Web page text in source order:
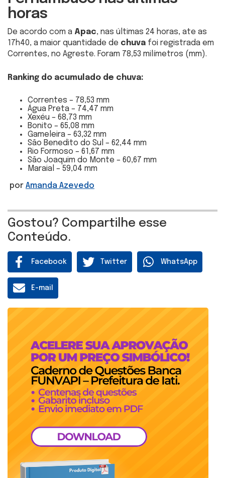
horas
De acordo com a Apac, nas últimas 24 horas, ate as
17h40, a maior quantidade de chuva foi registrada em
Correntes, no Agreste. Foram 78,53 milímetros (mm).
Ranking do acumulado de chuva:
Correntes – 78,53 mm
Água Preta – 74,47 mm
Xexéu – 68,73 mm
Bonito – 65,08 mm
Gameleira – 63,32 mm
São Benedito do Sul – 62,44 mm
Rio Formoso – 61,67 mm
São Joaquim do Monte – 60,67 mm
Maraial – 59,04 mm
por Amanda Azevedo
Gostou? Compartilhe esse
Conteúdo.
Facebook Twitter WhatsApp
E-mail